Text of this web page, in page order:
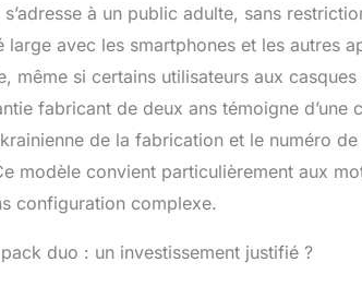
à un public adulte, sans
large avec les smartphones et les autres
même si certains utilisateurs aux
fabricant de deux ans témoigne
de la fabrication et le numéro
modèle convient particulièrement aux
configuration complexe.
duo : un investissement justifié ?